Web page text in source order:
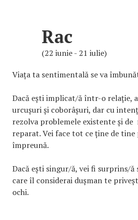
Rac
(22 iunie - 21 iulie)
Viața ta sentimentală se va
Dacă ești implicat/ă într-o relație,
urcușuri și coborâșuri, dar cu
rezolva problemele existente și de
reparat. Vei face tot ce ține de
împreună.
Dacă ești singur/ă, vei fi surprins/ă
care îl considerai dușman te
ochi.